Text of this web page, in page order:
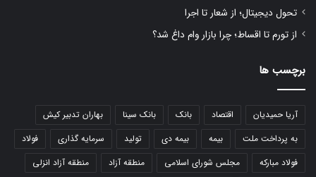
تحول دیجیتال؛ از شعار تا اجرا
از تورم تا اقساط؛ چرا بازار وام داغ شد؟
برچسب ها
آریا حمیدیان اقتصاد بانک بانک سینا
بهاران تدبیر کیش
به پرداخت ملت
بیمه بیمه دی تولید سرمایه گذاری
فولاد
فولاد مبارکه
مجلس شورای اسلامی منطقه آزاد
منطقه آزاد انزلی